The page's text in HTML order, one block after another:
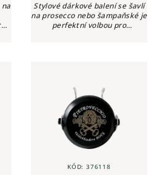
Stylové dárkové balení se šavlí
na prosecco nebo šampaňské je
perfektní volbou pro
KÓD:376118